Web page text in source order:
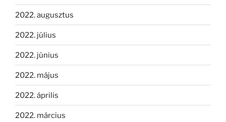
2022. augusztus
2022. július
2022. június
2022. május
2022. április
2022. március